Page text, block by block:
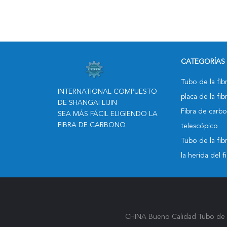
INTERNATIONAL COMPUESTO
DE SHANGAI LIJIN
SEA MÁS FÁCIL ELIGIENDO LA
FIBRA DE CARBONO
CATEGORÍAS
Tubo de la
placa de la
Fibra de
telescópico
Tubo de la
la herida del
CHINA Bueno Calidad Tubo de